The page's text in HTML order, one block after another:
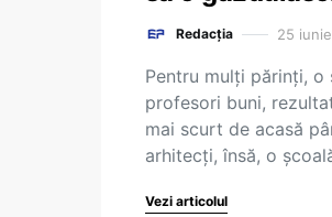
Redacția 25
Pentru mulți părinți, o
profesori buni,
mai scurt de acasă
arhitecți, însă, o
Vezi articolul